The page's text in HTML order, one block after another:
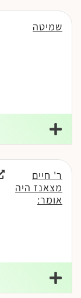
שמיטה
ר' חיים
מצאנז היה
אומר: